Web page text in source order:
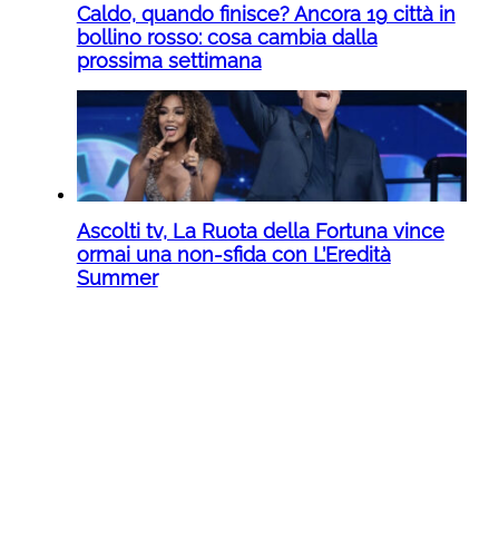
Caldo, quando finisce? Ancora 19 città in
bollino rosso: cosa cambia dalla
prossima settimana
Ascolti tv, La Ruota della Fortuna vince
ormai una non-sfida con L’Eredità
Summer